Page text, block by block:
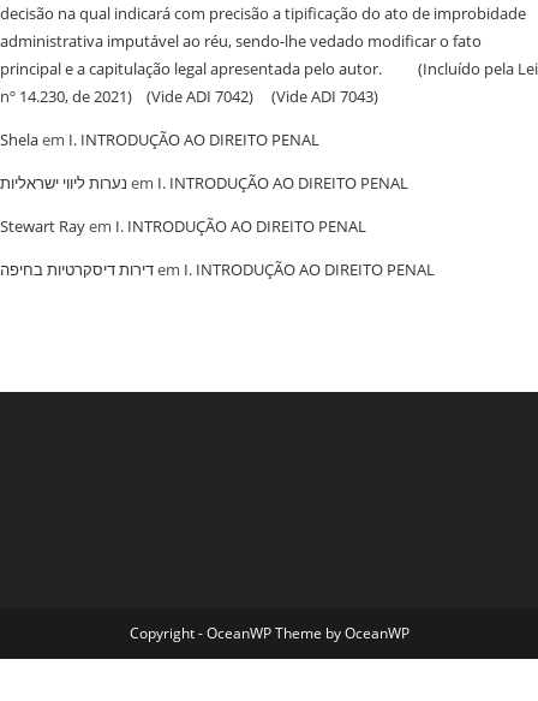
decisão na qual indicará com precisão a tipificação do ato de improbidade
administrativa imputável ao réu, sendo-lhe vedado modificar o fato
principal e a capitulação legal apresentada pelo autor. (Incluído pela Lei
nº 14.230, de 2021) (Vide ADI 7042) (Vide ADI 7043)
Shelaem I. INTRODUÇÃO AO DIREITO PENAL
נערות ליווי ישראליות em I. INTRODUÇÃO AO DIREITO PENAL
Stewart Rayem I. INTRODUÇÃO AO DIREITO PENAL
‏דירות דיסקרטיות בחיפהem I. INTRODUÇÃO AO DIREITO PENAL
Copyright - OceanWP Theme by OceanWP